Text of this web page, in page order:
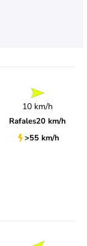
10 km/h
Rafales20 km/h
>55 km/h